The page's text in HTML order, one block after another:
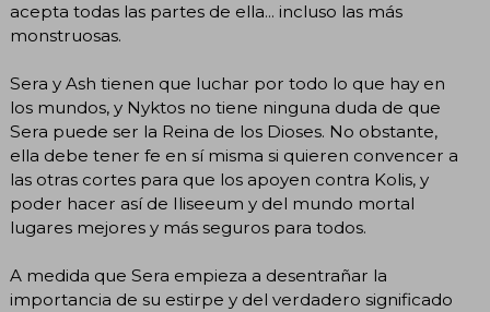
acepta todas las partes de ella... incluso las más
monstruosas.
Sera y Ash tienen que luchar por todo lo que hay en
los mundos, y Nyktos no tiene ninguna duda de que
Sera puede ser la Reina de los Dioses. No obstante,
ella debe tener fe en sí misma si quieren convencer a
las otras cortes para que los apoyen contra Kolis, y
poder hacer así de Iliseeum y del mundo mortal
lugares mejores y más seguros para todos.
A medida que Sera empieza a desentrañar la
importancia de su estirpe y del verdadero significado